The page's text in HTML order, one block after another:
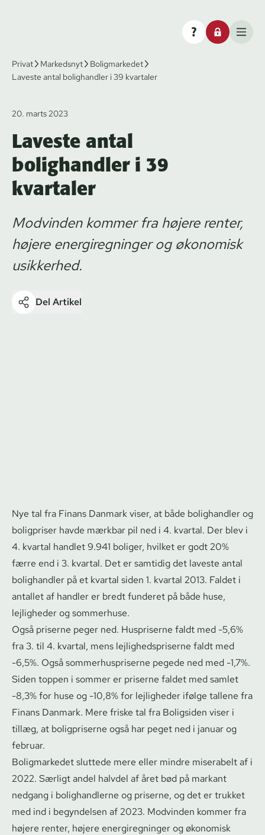
Privat Markedsnyt
Boligmarkedet
Laveste antal bolighandler i 39 kvartaler
20. marts 2023
Laveste antal
bolighandler i 39
kvartaler
Modvinden kommer fra højere renter,
højere energiregninger og økonomisk
usikkerhed.
Del Artikel
Nye tal fra Finans Danmark viser, at både bolighandler og
boligpriser havde mærkbar pil ned i 4. kvartal. Der blev i
4. kvartal handlet 9.941 boliger, hvilket er godt 20%
færre end i 3. kvartal. Det er samtidig det laveste antal
bolighandler på et kvartal siden 1. kvartal 2013. Faldet i
antallet af handler er bredt funderet på både huse,
lejligheder og sommerhuse.
Også priserne peger ned. Huspriserne faldt med -5,6%
fra 3. til 4. kvartal, mens lej­lig­heds­pri­ser­ne faldt med
-6,5%. Også som­mer­huspri­ser­ne pegede ned med -1,7%.
Siden toppen i sommer er priserne faldet med samlet
-8,3% for huse og -10,8% for lejligheder ifølge tallene fra
Finans Danmark. Mere friske tal fra Boligsiden viser i
tillæg, at boligpriserne også har peget ned i januar og
februar.
Boligmarkedet sluttede mere eller mindre miserabelt af i
2022. Særligt andel halvdel af året bød på markant
nedgang i bolighandlerne og priserne, og det er trukket
med ind i begyndelsen af 2023. Modvinden kommer fra
højere renter, højere ener­gi­reg­nin­ger og økonomisk